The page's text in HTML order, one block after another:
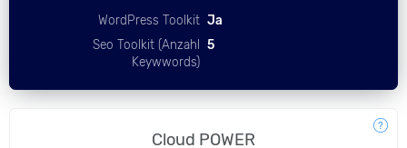
WordPress Toolkit Ja
Seo Toolkit (Anzahl
Keywwords)
5
Cloud POWER